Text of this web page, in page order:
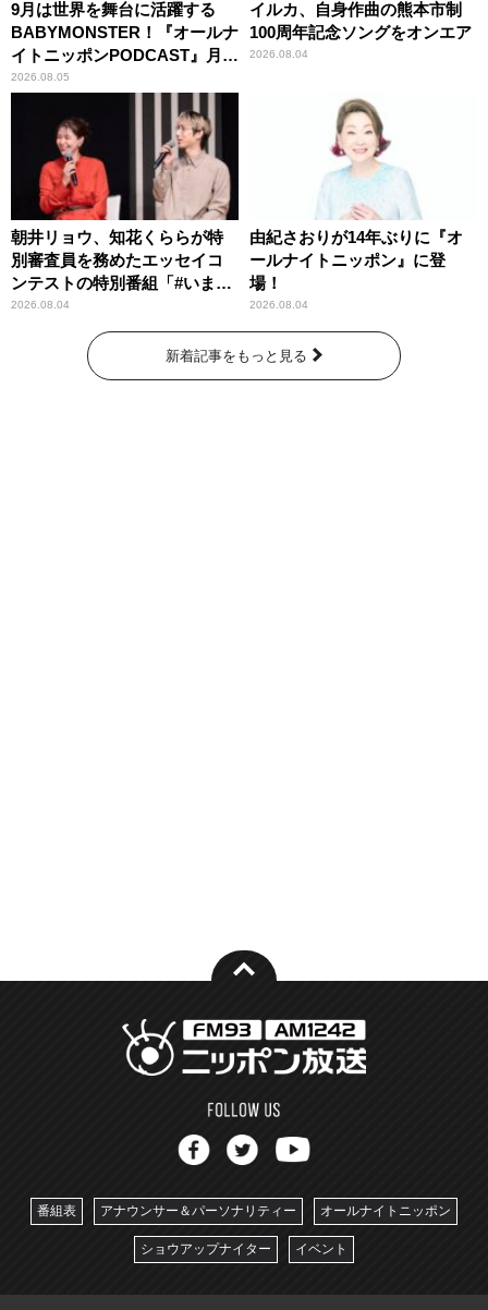
9月は世界を舞台に活躍する
BABYMONSTER！『オールナ
イトニッポンPODCAST』月替
わりパーソナリティ
2026.08.05
イルカ、自身作曲の熊本市制
100周年記念ソングをオンエア
2026.08.04
朝井リョウ、知花くららが特
別審査員を務めたエッセイコ
ンテストの特別番組「#いまあ
なたに伝えたいこと」
2026.08.04
由紀さおりが14年ぶりに『オ
ールナイトニッポン』に登
場！
2026.08.04
新着記事をもっと見る
番組表 アナウンサー＆パーソナリティー オールナイトニッポン
ショウアップナイター イベント